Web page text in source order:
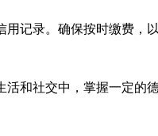
记录。确保按时缴费，
和社交中，掌握一定的